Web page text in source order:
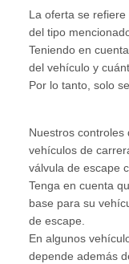
La oferta se
del tipo
Teniendo en
del vehículo y
Por lo tanto, solo
Nuestros controles
vehículos de
válvula de escape
Tenga en cuenta
base para su
de escape.
En algunos
depende además